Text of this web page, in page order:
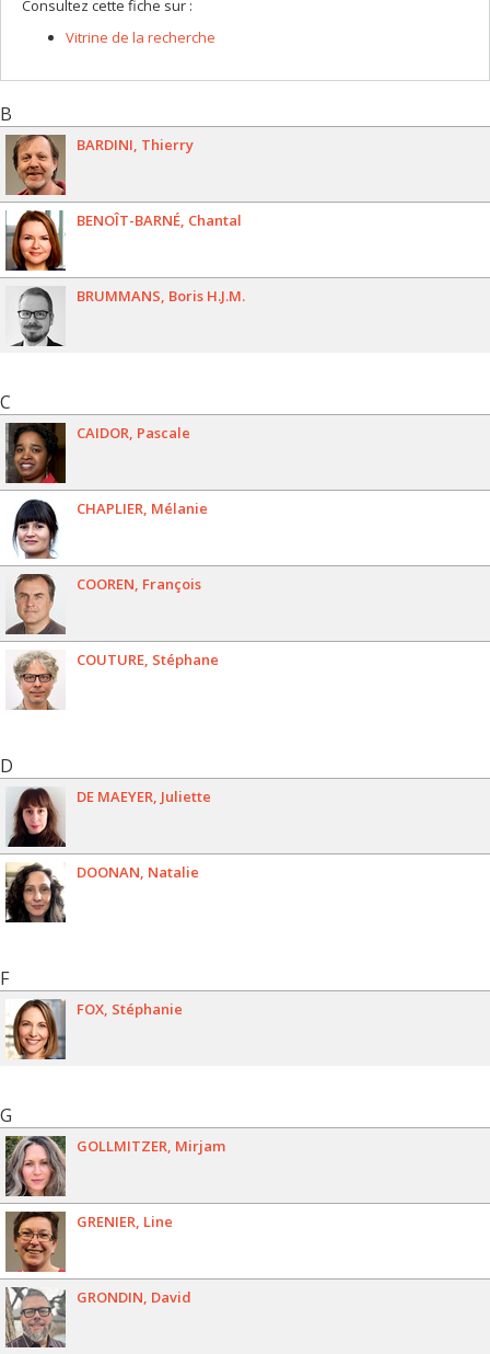
Consultez cette fiche sur :
Vitrine de la recherche
B
BARDINI Thierry
BENOÎT-BARNÉ Chantal
BRUMMANS Boris H.J.M.
C
CAIDOR Pascale
CHAPLIER Mélanie
COOREN François
COUTURE Stéphane
D
DE MAEYER Juliette
DOONAN Natalie
F
FOX Stéphanie
G
GOLLMITZER Mirjam
GRENIER Line
GRONDIN David